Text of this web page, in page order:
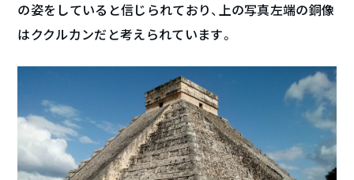
の姿をしていると信じられており、上の写真左端の銅像
はククルカンだと考えられています。